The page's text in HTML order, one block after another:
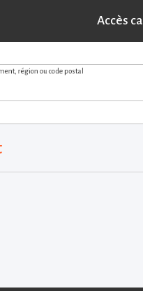
Accès
région ou code postal